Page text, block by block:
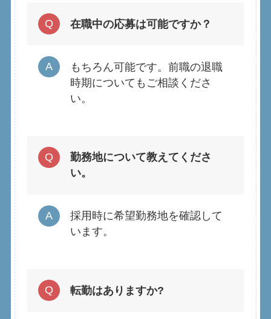
在職中の応募は可能ですか？
もちろん可能です。前職の退職
時期についてもご相談くださ
い。
勤務地について教えてくださ
い。
採用時に希望勤務地を確認して
います。
転勤はありますか?